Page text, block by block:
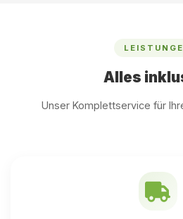
Alles
Unser Komplettservice für